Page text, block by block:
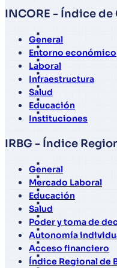
INCORE - Índice
General
Entorno económico
Laboral
Infraestructura
Salud
Educación
Instituciones
IRBG - Índice
General
Mercado Laboral
Educación
Salud
Poder y toma de
Autonomía
Acceso financiero
Índice Regional de